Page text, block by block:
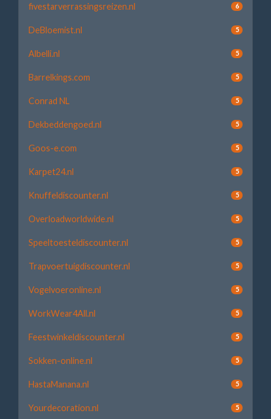
fivestarverrassingsreizen.nl 6
DeBloemist.nl 5
Albelli.nl 5
Barrelkings.com 5
Conrad NL 5
Dekbeddengoed.nl 5
Goos-e.com 5
Karpet24.nl 5
Knuffeldiscounter.nl 5
Overloadworldwide.nl 5
Speeltoesteldiscounter.nl 5
Trapvoertuigdiscounter.nl 5
Vogelvoeronline.nl 5
WorkWear4All.nl 5
Feestwinkeldiscounter.nl 5
Sokken-online.nl 5
HastaManana.nl 5
Yourdecoration.nl 5